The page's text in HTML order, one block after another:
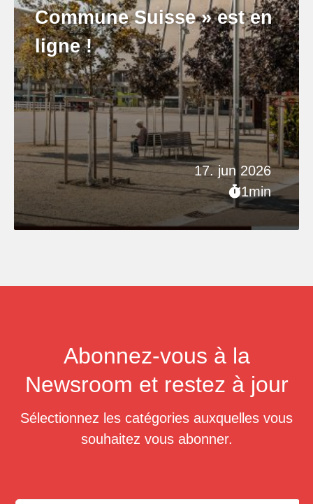
17. jun 2026
1min
Commune Suisse » est en
ligne !
Abonnez-vous à la
Newsroom et restez à jour
Sélectionnez les catégories auxquelles vous
souhaitez vous abonner.